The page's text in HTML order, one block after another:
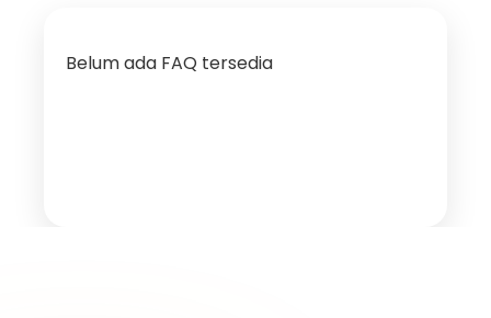
Belum ada FAQ tersedia